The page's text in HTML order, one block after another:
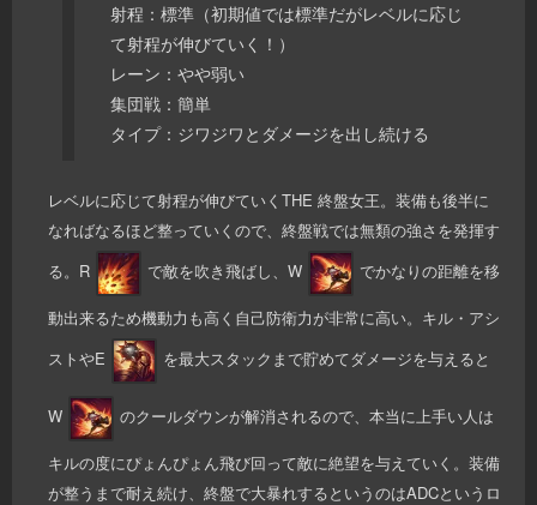
射程：標準（初期値では標準だがレベルに応じ
て射程が伸びていく！）
レーン：やや弱い
集団戦：簡単
タイプ：ジワジワとダメージを出し続ける
レベルに応じて射程が伸びていくTHE 終盤女王。装備も後半に
なればなるほど整っていくので、終盤戦では無類の強さを発揮す
る。R
で敵を吹き飛ばし、W でかなりの距離を移
動出来るため機動力も高く自己防衛力が非常に高い。キル・アシ
ストやE
を最大スタックまで貯めてダメージを与えると
W のクールダウンが解消されるので、本当に上手い人は
キルの度にぴょんぴょん飛び回って敵に絶望を与えていく。装備
が整うまで耐え続け、終盤で大暴れするというのはADCというロ